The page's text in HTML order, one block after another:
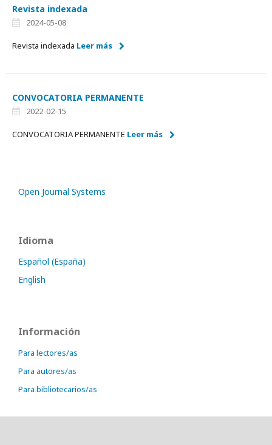
Revista indexada
2024-05-08
Revista indexada Leer más
CONVOCATORIA PERMANENTE
2022-02-15
CONVOCATORIA PERMANENTE Leer más
Open Journal Systems
Idioma
Español (España)
English
Información
Para lectores/as
Para autores/as
Para bibliotecarios/as